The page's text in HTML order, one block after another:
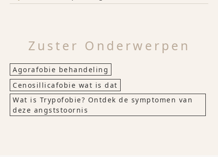
Zuster Onderwerpen
Agorafobie behandeling
Cenosillicafobie wat is dat
Wat is Trypofobie? Ontdek de symptomen van
deze angststoornis